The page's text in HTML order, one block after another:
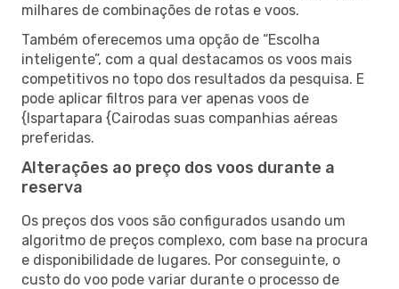
milhares de combinações de rotas e voos.
Também oferecemos uma opção de “Escolha
inteligente”, com a qual destacamos os voos mais
competitivos no topo dos resultados da pesquisa. E
pode aplicar filtros para ver apenas voos de
{Ispartapara {Cairodas suas companhias aéreas
preferidas.
Alterações ao preço dos voos durante a
reserva
Os preços dos voos são configurados usando um
algoritmo de preços complexo, com base na procura
e disponibilidade de lugares. Por conseguinte, o
custo do voo pode variar durante o processo de